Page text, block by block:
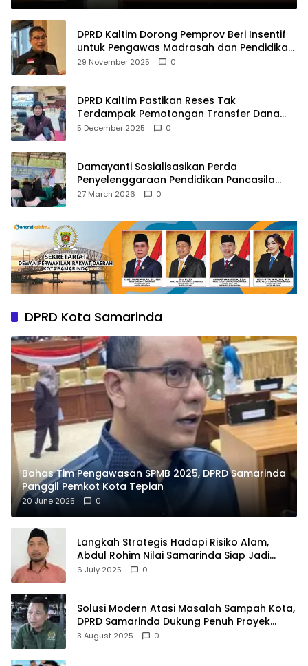
DPRD Kaltim Dorong Pemprov Beri Insentif
untuk Pengawas Madrasah dan Pendidikan
Agama
29 November 2025 0
DPRD Kaltim Pastikan Reses Tak
Terdampak Pemotongan Transfer Dana
Pusat
5 December 2025 0
Damayanti Sosialisasikan Perda
Penyelenggaraan Pendidikan Pancasila
dan Wawasan Kebangsaan
27 March 2026 0
DPRD Kota Samarinda
Bahas Tim Pengawasan SPMB 2025, DPRD Samarinda
Panggil Pemkot Kota Tepian
20 June 2025 0
Langkah Strategis Hadapi Risiko Alam,
Abdul Rohim Nilai Samarinda Siap Jadi
Pusat Logistik Bencana Kalimantan
6 July 2025 0
Solusi Modern Atasi Masalah Sampah Kota,
DPRD Samarinda Dukung Penuh Proyek
PLTSA
3 August 2025 0